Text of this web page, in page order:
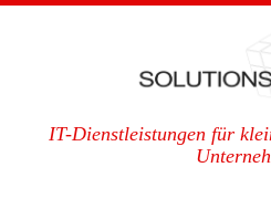
IT-Dienstleistungen für